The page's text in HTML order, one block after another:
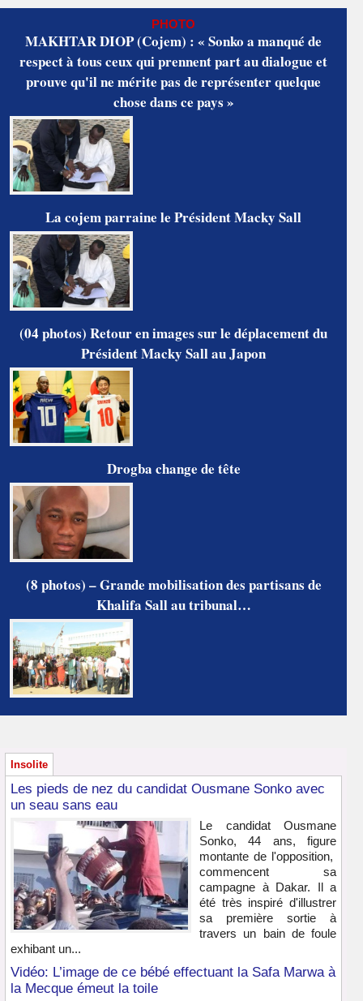
PHOTO
MAKHTAR DIOP (Cojem) : « Sonko a manqué de
respect à tous ceux qui prennent part au dialogue et
prouve qu'il ne mérite pas de représenter quelque
chose dans ce pays »
La cojem parraine le Président Macky Sall
(04 photos) Retour en images sur le déplacement du
Président Macky Sall au Japon
Drogba change de tête
(8 photos) – Grande mobilisation des partisans de
Khalifa Sall au tribunal…
Insolite
Les pieds de nez du candidat Ousmane Sonko avec
un seau sans eau
Le candidat Ousmane
Sonko, 44 ans, figure
montante de l'opposition,
commencent sa
campagne à Dakar. Il a
été très inspiré d'illustrer
sa première sortie à
travers un bain de foule
exhibant un...
Vidéo: L’image de ce bébé effectuant la Safa Marwa à
la Mecque émeut la toile